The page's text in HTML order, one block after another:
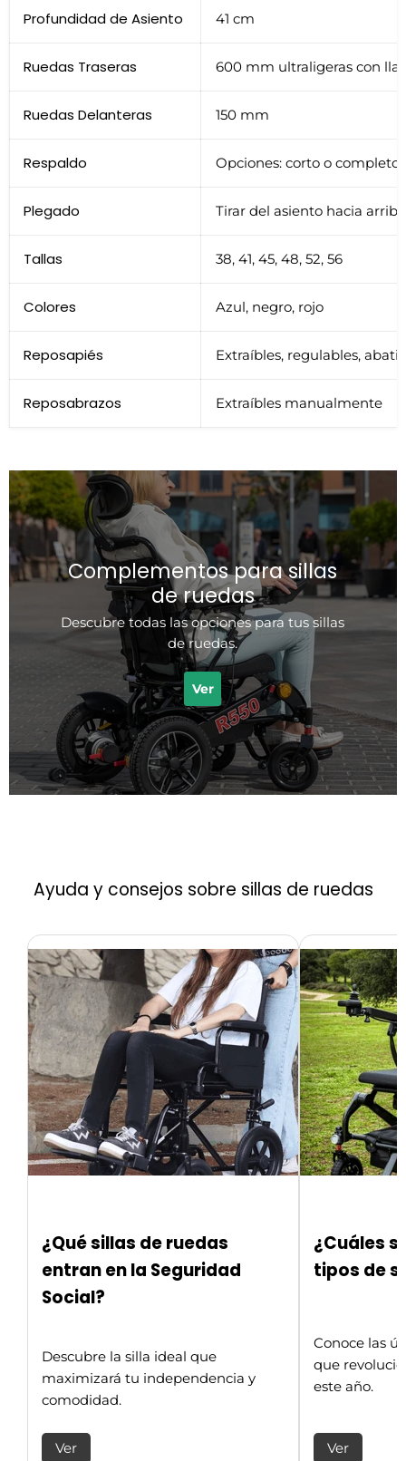
Profundidad de Asiento 41 cm
Ruedas Traseras 600 mm ultraligeras con
Ruedas Delanteras 150 mm
Respaldo Opciones: corto o
Plegado Tirar del asiento hacia arriba
Tallas 38, 41, 45, 48, 52, 56
Colores Azul, negro, rojo
Reposapiés Extraíbles, regulables,
Reposabrazos Extraíbles manualmente
Complementos para sillas
de ruedas
Descubre todas las opciones para tus sillas
de ruedas.
Ver
Ayuda y consejos sobre sillas de ruedas
¿Qué sillas de ruedas
entran en la Seguridad
Social?
Descubre la silla ideal que
maximizará tu independencia y
comodidad.
Ver
¿Cuáles
tipos de
Conoce las
que
este año.
Ver